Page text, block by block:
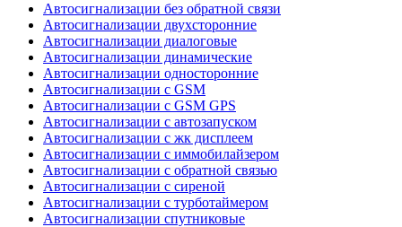
Автосигнализации без обратной связи
Автосигнализации двухсторонние
Автосигнализации диалоговые
Автосигнализации динамические
Автосигнализации односторонние
Автосигнализации с GSM
Автосигнализации с GSM GPS
Автосигнализации с автозапуском
Автосигнализации с жк дисплеем
Автосигнализации с иммобилайзером
Автосигнализации с обратной связью
Автосигнализации с сиреной
Автосигнализации с турботаймером
Автосигнализации спутниковые